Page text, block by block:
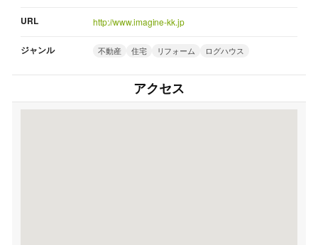
URL http://www.imagine-kk.jp
ジャンル 不動産 住宅 リフォーム ログハウス
アクセス